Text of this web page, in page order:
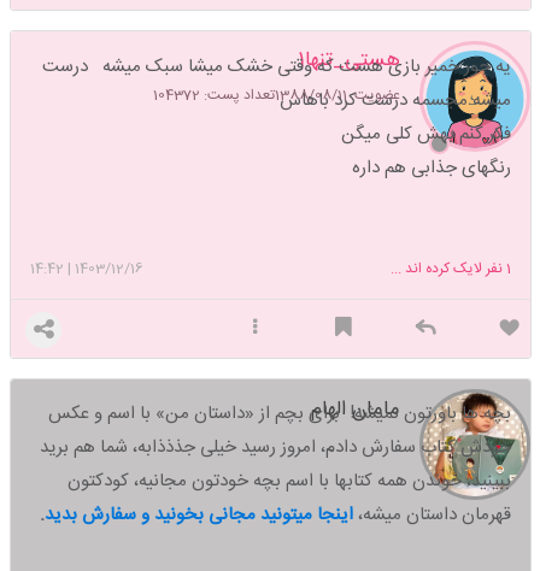
هستی_تنها1
عضویت: 1388/08/11 تعداد پست: 104372
یه جور خمیر بازی هست که وقتی خشک میشا سبک میشه درست
میشه مجسمه درست کرد باهاس
فکر کنم بهش کلی میگن
رنگهای جذابی هم داره
1403/12/16
|
14:42 1نفر لایک کرده اند ...
مامان الهام
بچه ها باورتون نمیشه! برای بچم از «داستان من» با اسم و عکس
خودش کتاب سفارش دادم، امروز رسید خیلی جذذذابه، شما هم برید
ببینید،خوندن همه کتابها با اسم بچه خودتون مجانیه، کودکتون
قهرمان داستان میشه،اینجا میتونید مجانی بخونید و سفارش بدید.